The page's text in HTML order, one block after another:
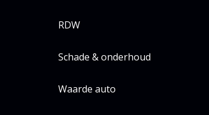
RDW
Schade & onderhoud
Waarde auto